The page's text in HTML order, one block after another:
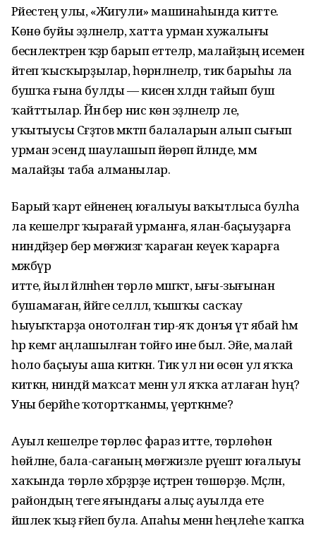
Рәйестең улы, «Жигули» машинаһында китте.
Көнө буйы эҙләнеләр, хатта урман хужалығы
бесәнлектәренә ҡәҙәр барып еттеләр, малайҙың исемен
әйтеп ҡысҡырҙылар, һөрәнләнеләр, тик барыһы ла
бушҡа ғына булды — кисенә хәлдән тайып буш
ҡайттылар. Йәнә бер нисә көн эҙләнеләр әле,
уҡытыусы Сәғәҙәтов мәктәп балаларын алып сығып
урман эсендә шаулашып йөрөп әйләнде, әммә
малайҙы таба алманылар.
Барый ҡарт ейәненең юғалыуы ваҡытлыса булһа
ла кешеләргә ҡырағай урманға, ялан-баҫыуҙарға
ниндәйҙер бер мөғжизәгә ҡараған кеүек ҡарарға
мәжбүр
итте, йыл әйләнәһенә төрлө мәшәҡәт, ығы-зығынан
бушамаған, йәйге селләлә, ҡышҡы сасҡау
һыуыҡтарҙа онотолған тирә-яҡ донъя үтә ябай һәм
һәр кемгә аңлашылған тойғо ине был. Эйе, малай
һоло баҫыуы аша киткән. Тик ул ни өсөн ул яҡҡа
киткән, ниндәй маҡсат менән ул яҡҡа атлаған һуң?
Уны берәйһе ҡотортҡанмы, әүерәткәнме?
Ауыл кешеләре төрлөсә фараз итте, төрлөһөн
һөйләне, бала-сағаның мөғжизәле рәүештә юғалыуы
хаҡында төрлө хәбәрҙәрҙе иҫтәренә төшөрҙө. Мәҫәлән,
райондың теге яғындағы алыҫ ауылда ете
йәшлек ҡыҙ ғәйеп була. Апаһы менән һеңлеһе ҡапҡа